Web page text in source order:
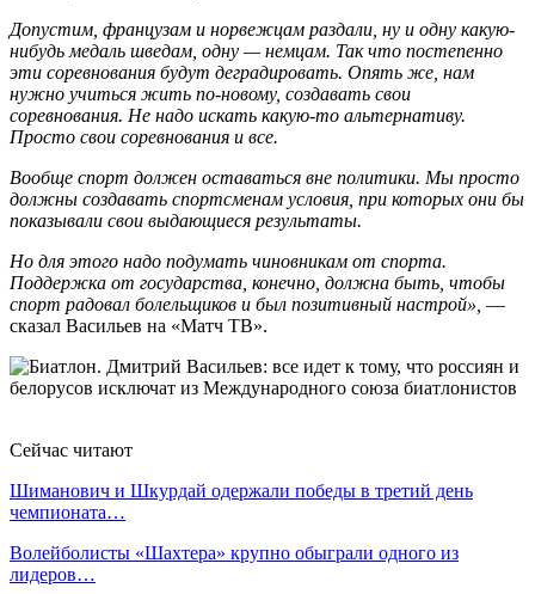
Допустим, французам и норвежцам раздали, ну и одну какую-
нибудь медаль шведам, одну — немцам. Так что постепенно
эти соревнования будут деградировать. Опять же, нам
нужно учиться жить по-новому, создавать свои
соревнования. Не надо искать какую-то альтернативу.
Просто свои соревнования и все.
Вообще спорт должен оставаться вне политики. Мы просто
должны создавать спортсменам условия, при которых они бы
показывали свои выдающиеся результаты.
Но для этого надо подумать чиновникам от спорта.
Поддержка от государства, конечно, должна быть, чтобы
спорт радовал болельщиков и был позитивный настрой», —
сказал Васильев на «Матч ТВ».
Сейчас читают
Шиманович и Шкурдай одержали победы в третий день
чемпионата…
Волейболисты «Шахтера» крупно обыграли одного из
лидеров…